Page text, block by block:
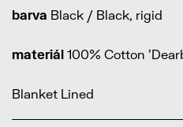
barva Black / Black, rigid
materiál 100% Cotton
Blanket Lined